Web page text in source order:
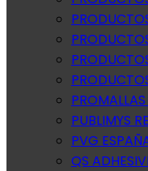
PUBLIMYS
PVG
QS